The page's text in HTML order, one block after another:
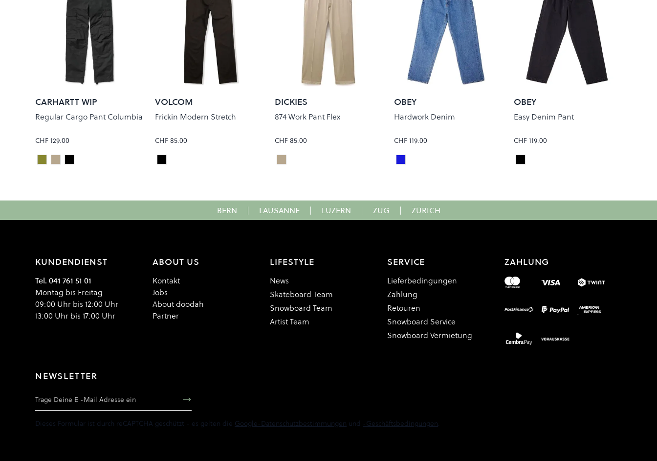
CARHARTT WIP
Regular Cargo Pant Columbia
CHF 129.00
Colour
Cypress Rinsed
Leather Rinsed
Black Rinsed
VOLCOM
Frickin Modern Stretch
CHF 85.00
Colour
Black
DICKIES
874 Work Pant Flex
CHF 85.00
Colour
Khaki
OBEY
Hardwork Denim
CHF 119.00
Colour
Light Indigo
OBEY
Easy Denim Pant
CHF 119.00
Colour
Faded Black
BERN | LAUSANNE | LUZERN | ZUG | ZÜRICH
KUNDENDIENST
Tel. 041 761 51 01
Montag bis Freitag
09:00 Uhr bis 12:00 Uhr
13:00 Uhr bis 17:00 Uhr
ABOUT US
Kontakt
Jobs
About doodah
Partner
LIFESTYLE
News
Skateboard Team
Snowboard Team
Artist Team
SERVICE
Lieferbedingungen
Zahlung
Retouren
Snowboard Service
Snowboard Vermietung
ZAHLUNG
NEWSLETTER
Dieses Formular ist durch reCAPTCHA geschützt - es gelten die Google-Datenschutzbestimmungen und -Geschäftsbedingungen.